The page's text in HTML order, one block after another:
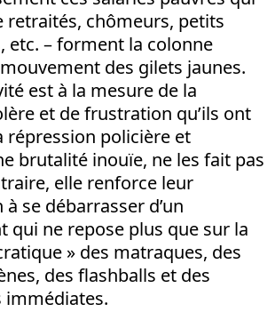
retraités, chômeurs, petits
etc. – forment la colonne
des gilets jaunes.
est à la mesure de la
et de frustration qu’ils ont
répression policière et
brutalité inouïe, ne les fait pas
elle renforce leur
se débarrasser d’un
qui ne repose plus que sur la
» des matraques, des
des flashballs et des